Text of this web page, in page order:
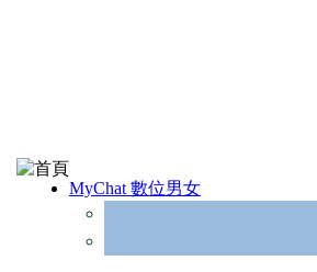
MyChat 數位男女